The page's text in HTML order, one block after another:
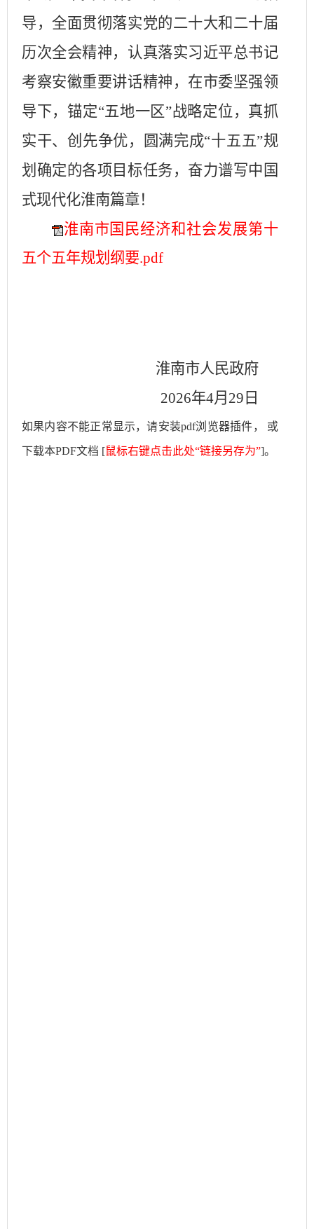
导，全面贯彻落实党的二十大和二十届
历次全会精神，认真落实习近平总书记
考察安徽重要讲话精神，在市委坚强领
导下，锚定“五地一区”战略定位，真抓
实干、创先争优，圆满完成“十五五”规
划确定的各项目标任务，奋力谱写中国
式现代化淮南篇章！
淮南市国民经济和社会发展第十
五个五年规划纲要.pdf
淮南市人民政府
2026年4月 29 日
如果内容不能正常显示，请安装pdf浏览器插件， 或
下载本PDF文档 [鼠标右键点击此处“链接另存为”]。